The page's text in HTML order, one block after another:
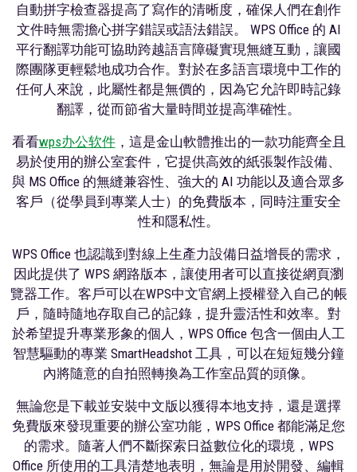
自動拼字檢查器提高了寫作的清晰度，確保人們在創作
文件時無需擔心拼字錯誤或語法錯誤。 WPS Office 的 AI
平行翻譯功能可協助跨越語言障礙實現無縫互動，讓國
際團隊更輕鬆地成功合作。對於在多語言環境中工作的
任何人來說，此屬性都是無價的，因為它允許即時記錄
翻譯，從而節省大量時間並提高準確性。
看看wps办公软件，這是金山軟體推出的一款功能齊全且
易於使用的辦公室套件，它提供高效的紙張製作設備、
與 MS Office 的無縫兼容性、強大的 AI 功能以及適合眾多
客戶（從學員到專業人士）的免費版本，同時注重安全
性和隱私性。
WPS Office 也認識到對線上生產力設備日益增長的需求，
因此提供了 WPS 網路版本，讓使用者可以直接從網頁瀏
覽器工作。客戶可以在WPS中文官網上授權登入自己的帳
戶，隨時隨地存取自己的記錄，提升靈活性和效率。對
於希望提升專業形象的個人，WPS Office 包含一個由人工
智慧驅動的專業 SmartHeadshot 工具，可以在短短幾分鐘
內將隨意的自拍照轉換為工作室品質的頭像。
無論您是下載並安裝中文版以獲得本地支持，還是選擇
免費版來發現重要的辦公室功能，WPS Office 都能滿足您
的需求。隨著人們不斷探索日益數位化的環境，WPS
Office 所使用的工具清楚地表明，無論是用於開發、編輯